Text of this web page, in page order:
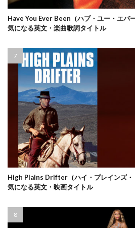
Have You Ever Been（ハブ・ユー・エバ
気になる英文・楽曲歌詞タイトル
High Plains Drifter（ハイ・プレインズ・
気になる英文・映画タイトル